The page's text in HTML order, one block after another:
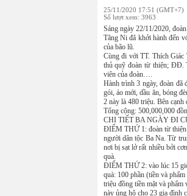
25/11/2020 17:51 (GMT+7)
Số lượt xem: 3963
Sáng ngày 22/11/2020,
Tăng Ni đã khởi hành đến
của bão lũ.
Cùng đi với TT. Thích
thủ quỹ đoàn từ thiện; ĐĐ.
viên của đoàn….
Hành trình 3 ngày, đoàn đã
gói, áo mới, dầu ăn, bóng
2 này là 480 triệu. Bên
Tổng cộng: 500,000,000
CHI TIẾT BA NGÀY ĐI
ĐIỂM THỨ 1: đoàn từ thiện
người dân tộc Ba Na. Từ
nơi bị sạt lở rất nhiều bởi
quà.
ĐIỂM THỨ 2: vào lúc 15
quà: 100 phần (tiền và
triệu đồng tiền mặt và
này ủng hộ cho 23 gia đình